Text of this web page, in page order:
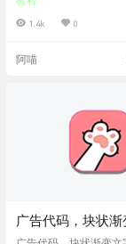
1.4k 0
阿喵
广告代码，块状渐
告美化版代码